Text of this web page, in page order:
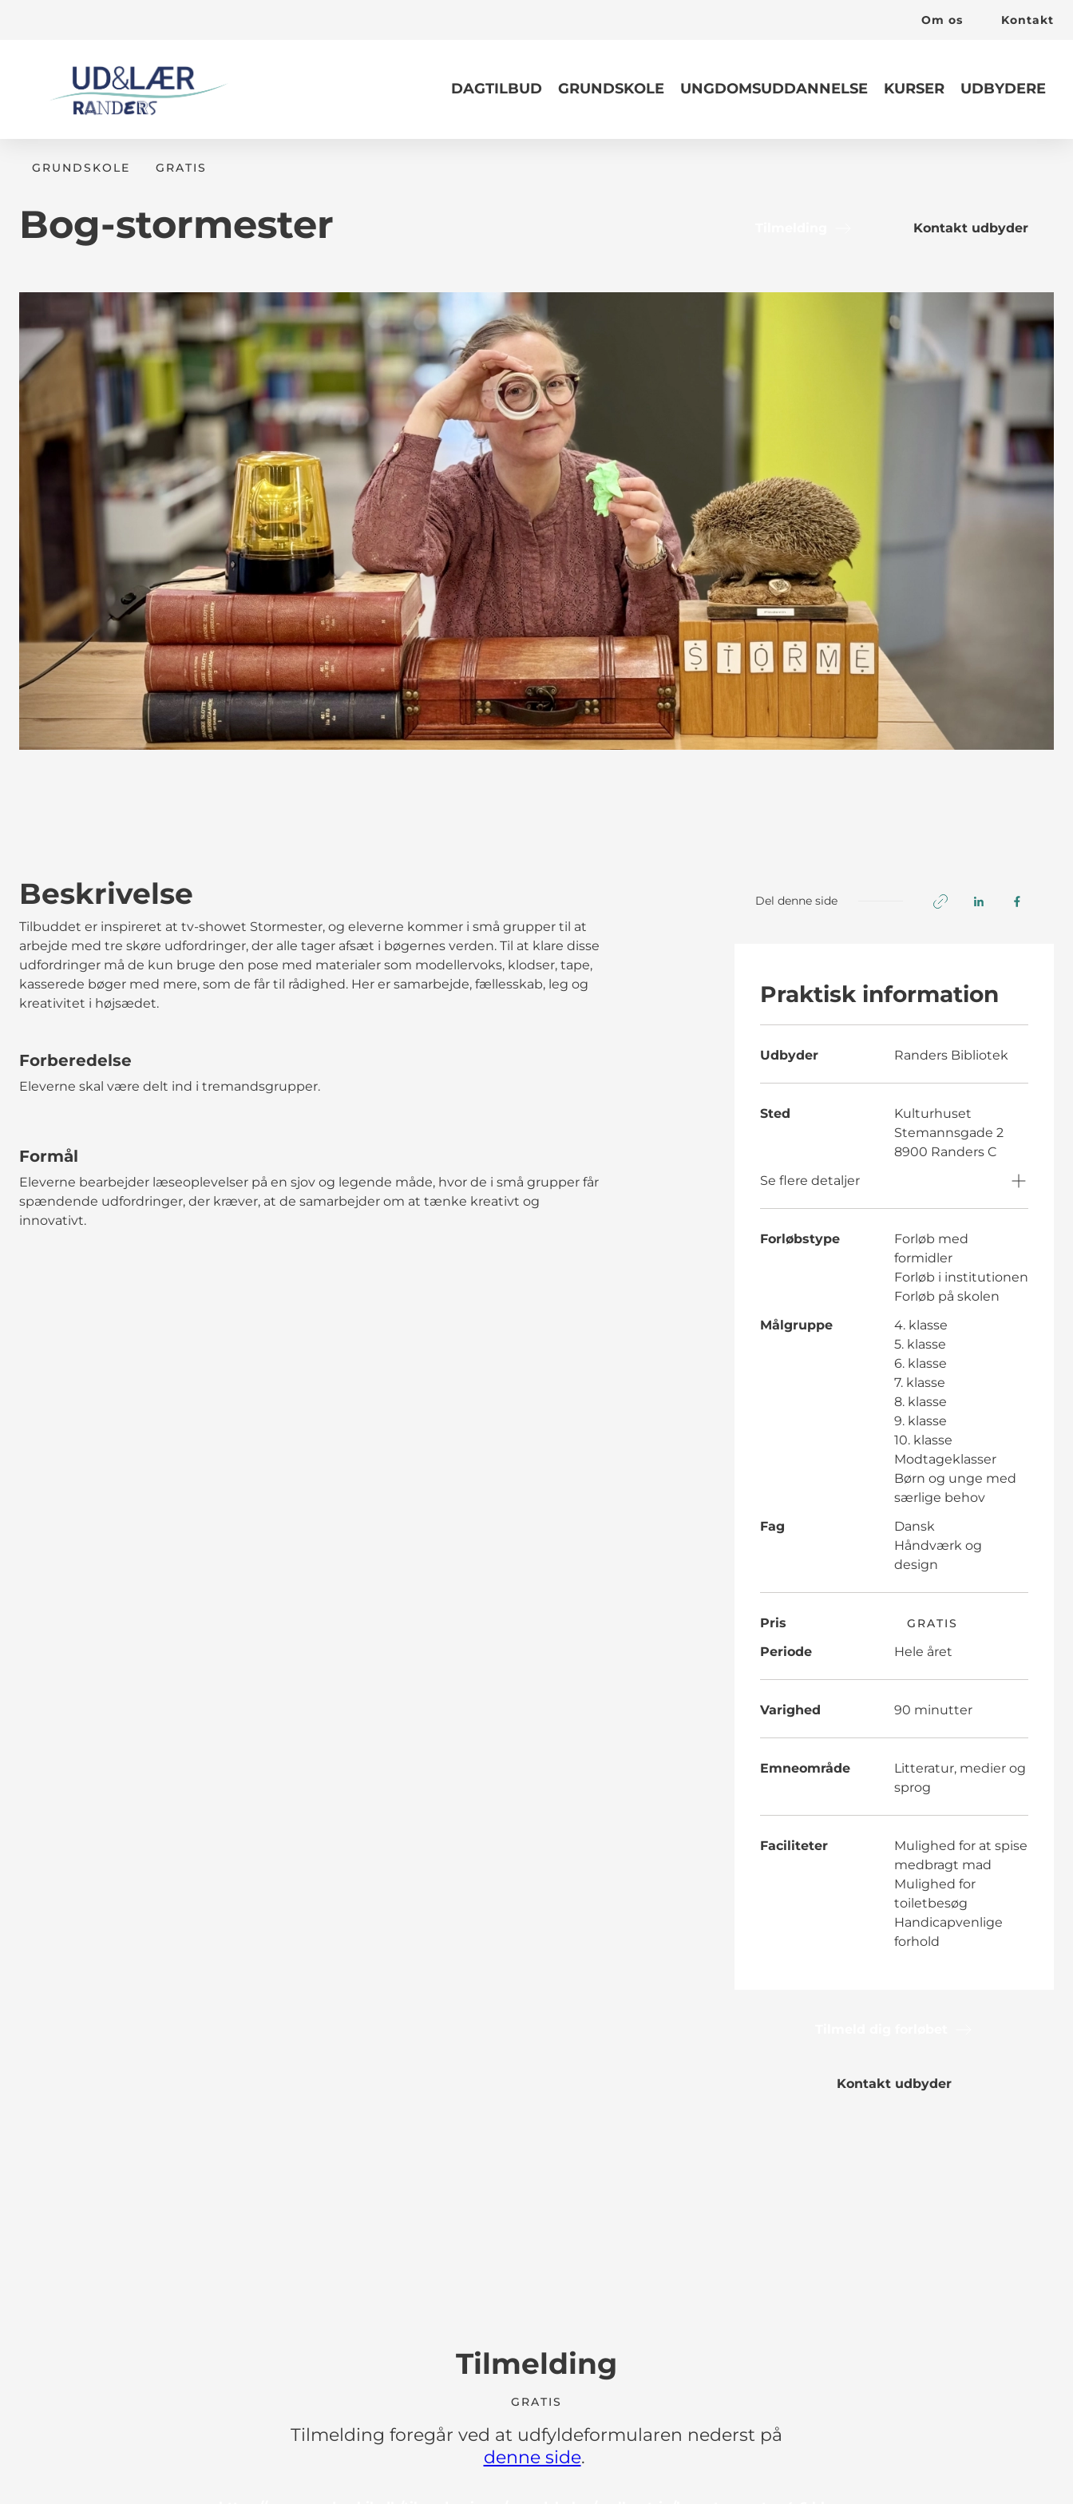
Om os Kontakt
DAGTILBUD GRUNDSKOLE UNGDOMSUDDANNELSE KURSER UDBYDERE
GRUNDSKOLE GRATIS
Bog-stormester Kontakt udbyder
Beskrivelse
Tilbuddet er inspireret at tv-showet Stormester, og eleverne kommer i små grupper til at
arbejde med tre skøre udfordringer, der alle tager afsæt i bøgernes verden. Til at klare disse
udfordringer må de kun bruge den pose med materialer som modellervoks, klodser, tape,
kasserede bøger med mere, som de får til rådighed. Her er samarbejde, fællesskab, leg og
kreativitet i højsædet.
Forberedelse
Eleverne skal være delt ind i tremandsgrupper.
Formål
Eleverne bearbejder læseoplevelser på en sjov og legende måde, hvor de i små grupper får
spændende udfordringer, der kræver, at de samarbejder om at tænke kreativt og
innovativt.
Del denne side
Praktisk information
Udbyder Randers Bibliotek
Sted
Kulturhuset
Stemannsgade 2
8900 Randers C
Se flere detaljer
Forløbstype
Forløb med
formidler
Forløb i institutionen
Forløb på skolen
Målgruppe
4. klasse
5. klasse
6. klasse
7. klasse
8. klasse
9. klasse
10. klasse
Modtageklasser
Børn og unge med
særlige behov
Fag
Dansk
Håndværk og
design
Pris GRATIS
Periode Hele året
Varighed 90 minutter
Emneområde
Litteratur, medier og
sprog
Faciliteter
Mulighed for at spise
medbragt mad
Mulighed for
toiletbesøg
Handicapvenlige
forhold
Kontakt udbyder
Tilmelding
GRATIS
Tilmelding foregår ved at udfyldeformularen nederst på
denne side.